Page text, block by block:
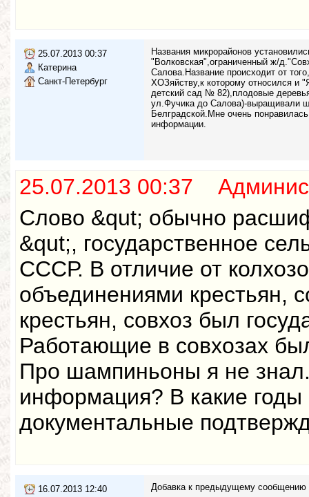
25.07.2013 00:37
Катерина
Санкт-Петербург
Названия микрорайонов
"Волковская",ограниченный ж/
Салова.Название происходит от
ХОЗяйству,к которому относился и
детский сад № 82),плодовые
ул.Фучика до Салова)-выращивали
Белградской.Мне очень
информации.
25.07.2013 00:37
Слово &qut; обычно
&qut;, государственное
СССР. В отличие от
объединениями крестьян,
крестьян, совхоз был
Работающие в совхозах
Про шампиньоны я не
информация? В какие
документальные
16.07.2013 12:40
Добавка к предыдущему сообщению